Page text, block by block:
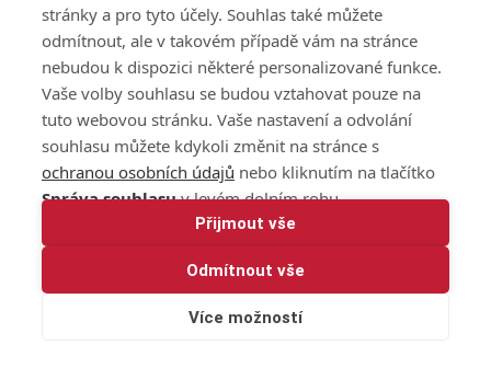
stránky a pro tyto účely. Souhlas také můžete
odmítnout, ale v takovém případě vám na stránce
nebudou k dispozici některé personalizované funkce.
Vaše volby souhlasu se budou vztahovat pouze na
tuto webovou stránku. Vaše nastavení a odvolání
souhlasu můžete kdykoli změnit na stránce s
ochranou osobních údajů nebo kliknutím na tlačítko
Správa souhlasuv levém dolním rohu.
Přijmout vše
Odmítnout vše
Více možností